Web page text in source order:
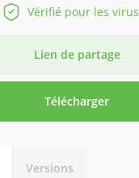
Vérifié pour les virus
Lien de partage
Télécharger
Versions